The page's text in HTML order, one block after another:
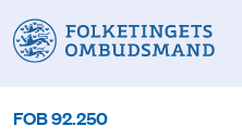
FOB 92.250